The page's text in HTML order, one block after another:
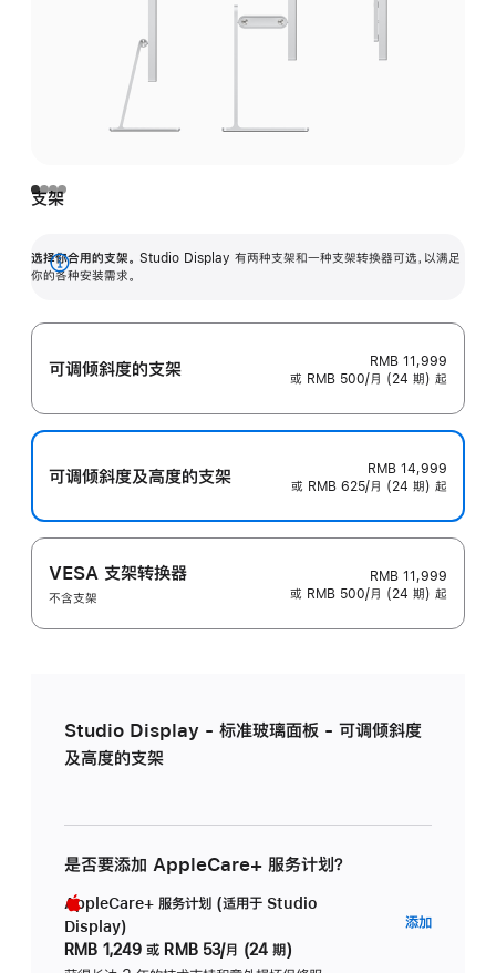
支架
选择你合用的支架。 Studio Display 有两种支架和一种支架转换器可选，以满足
你的各种安装需求。
展
可调倾斜度的支架
RMB 11,999
或 RMB 500/月 (24 期) 起
可调倾斜度及高‍度的支‍架
RMB 14,999
或 RMB 625/月 (24 期) 起
VESA 支架转换器
不含支架
RMB 11,999
或 RMB 500/月 (24 期) 起
Studio Display - 标准玻璃面板 - 可调倾斜度
及高度的支架
是否要添加 AppleCare+ 服务计划？
AppleCare+ 服务计划 (适用于 Studio
Display)
RMB 1,249 或 RMB 53/月 (24 期)
添加